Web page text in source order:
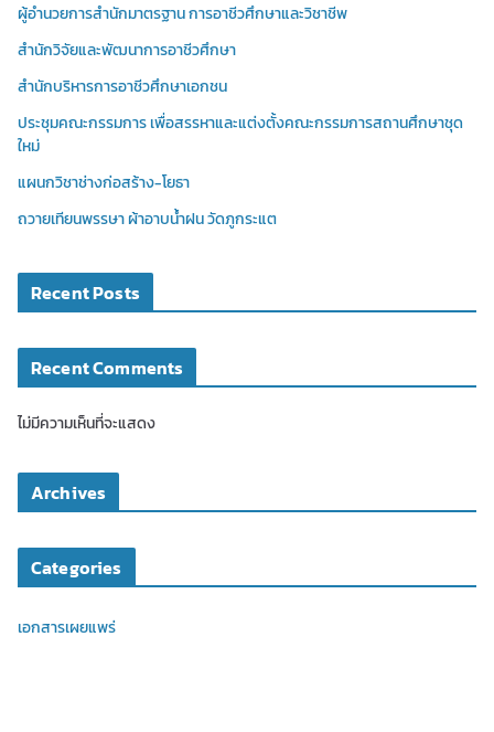
ผู้อำนวยการสำนักมาตรฐาน การอาชีวศึกษาและวิชาชีพ
สำนักวิจัยและพัฒนาการอาชีวศึกษา
สำนักบริหารการอาชีวศึกษาเอกชน
ประชุมคณะกรรมการ เพื่อสรรหาและแต่งตั้งคณะกรรมการสถานศึกษาชุด
ใหม่
แผนกวิชาช่างก่อสร้าง-โยธา
ถวายเทียนพรรษา ผ้าอาบน้ำฝน วัดภูกระแต
Recent Posts
Recent Comments
ไม่มีความเห็นที่จะแสดง
Archives
Categories
เอกสารเผยแพร่